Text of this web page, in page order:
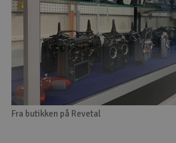
Fra butikken på Revetal